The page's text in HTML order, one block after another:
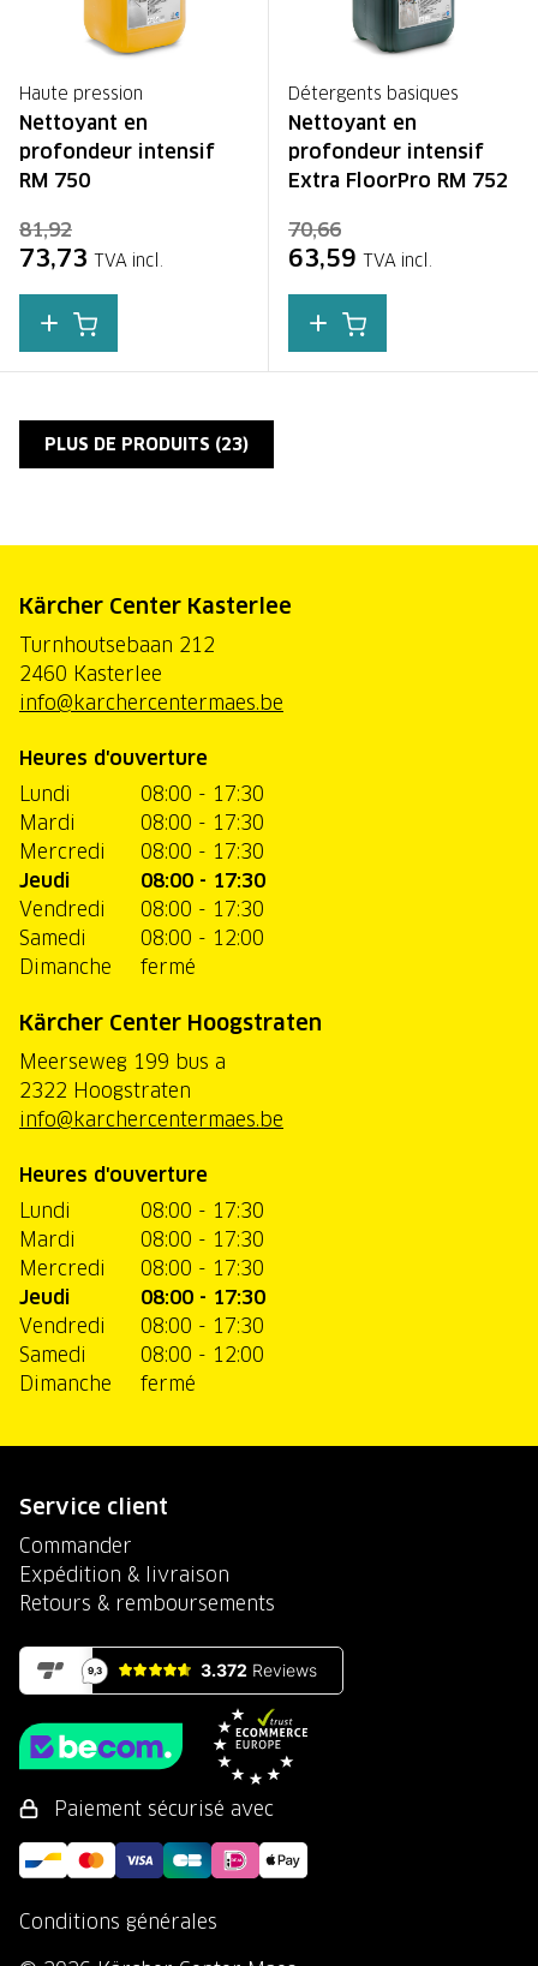
Haute pression
Nettoyant en
profondeur intensif
RM 750
81,92
73,73 TVA incl.
Détergents basiques
Nettoyant en
profondeur intensif
Extra FloorPro RM 752
70,66
63,59 TVA incl.
PLUS DE PRODUITS (23)
Kärcher Center Kasterlee
Turnhoutsebaan 212
2460 Kasterlee
info@karchercentermaes.be
Heures d'ouverture
Lundi
08:00 - 17:30
Mardi
08:00 - 17:30
Mercredi
08:00 - 17:30
Jeudi
08:00 - 17:30
Vendredi
08:00 - 17:30
Samedi
08:00 - 12:00
Dimanche
fermé
Kärcher Center Hoogstraten
Meerseweg 199 bus a
2322 Hoogstraten
info@karchercentermaes.be
Heures d'ouverture
Lundi
08:00 - 17:30
Mardi
08:00 - 17:30
Mercredi
08:00 - 17:30
Jeudi
08:00 - 17:30
Vendredi
08:00 - 17:30
Samedi
08:00 - 12:00
Dimanche
fermé
Service client
Commander
Expédition & livraison
Retours & remboursements
Paiement sécurisé avec
Conditions générales